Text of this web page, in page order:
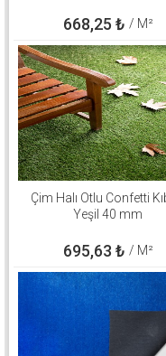
668,25 ₺ / M²
Çim Halı Otlu Confetti
Yeşil 40 mm
695,63 ₺ / M²